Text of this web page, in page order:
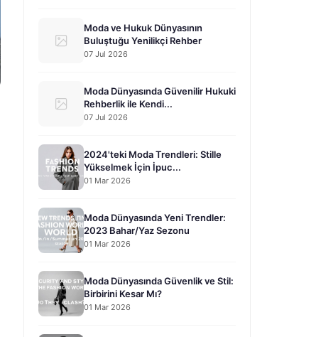
Moda ve Hukuk Dünyasının
Buluştuğu Yenilikçi Rehber
07 Jul 2026
Moda Dünyasında Güvenilir Hukuki
Rehberlik ile Kendi...
07 Jul 2026
2024'teki Moda Trendleri: Stille
Yükselmek İçin İpuc...
01 Mar 2026
Moda Dünyasında Yeni Trendler:
2023 Bahar/Yaz Sezonu
01 Mar 2026
Moda Dünyasında Güvenlik ve Stil:
Birbirini Kesar Mı?
01 Mar 2026